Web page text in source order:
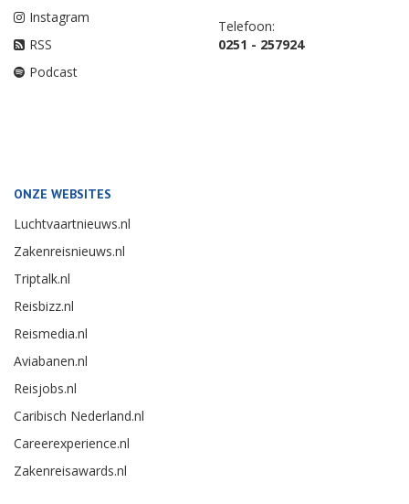
Instagram
RSS
Podcast
Telefoon:
0251 - 257924
ONZE WEBSITES
Luchtvaartnieuws.nl
Zakenreisnieuws.nl
Triptalk.nl
Reisbizz.nl
Reismedia.nl
Aviabanen.nl
Reisjobs.nl
Caribisch Nederland.nl
Careerexperience.nl
Zakenreisawards.nl